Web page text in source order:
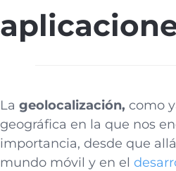
La geolocalización, como
geográfica en la que nos
importancia, desde que
mundo móvil y en el